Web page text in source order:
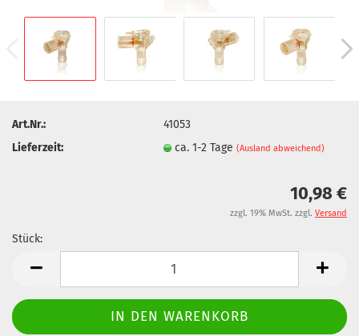
Art.Nr.:
41053
Lieferzeit:
ca. 1-2 Tage(Ausland abweichend)
10,98 €
zzgl. 19% MwSt. zzgl. Versand
Stück: